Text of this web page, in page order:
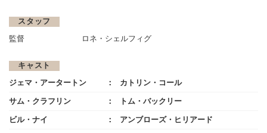
スタッフ
監督 ロネ・シェルフィグ
キャスト
ジェマ・アータートン カトリン・コール
サム・クラフリン トム・バックリー
ビル・ナイ アンブローズ・ヒリアード